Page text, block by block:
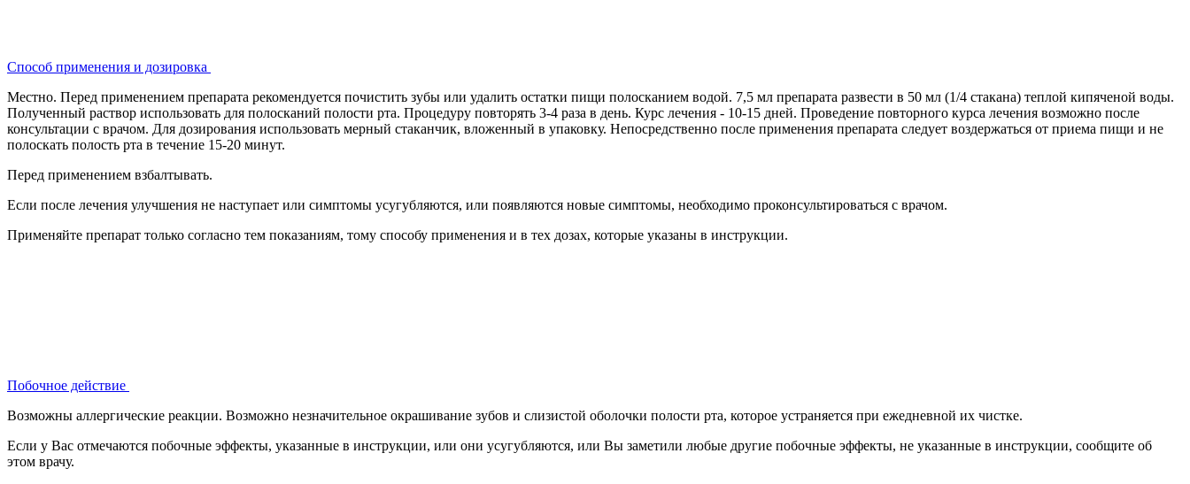
Способ применения и дозировка
Местно. Перед применением препарата рекомендуется почистить зубы или удалить остатки пищи полосканием водой. 7,5 мл препарата развести в 50 мл (1/4 стакана) теплой кипяченой воды.
Полученный раствор использовать для полосканий полости рта. Процедуру повторять 3-4 раза в день. Курс лечения - 10-15 дней. Проведение повторного курса лечения возможно после
консультации с врачом. Для дозирования использовать мерный стаканчик, вложенный в упаковку. Непосредственно после применения препарата следует воздержаться от приема пищи и не
полоскать полость рта в течение 15-20 минут.
Перед применением взбалтывать.
Если после лечения улучшения не наступает или симптомы усугубляются, или появляются новые симптомы, необходимо проконсультироваться с врачом.
Применяйте препарат только согласно тем показаниям, тому способу применения и в тех дозах, которые указаны в инструкции.
Побочное действие
Возможны аллергические реакции. Возможно незначительное окрашивание зубов и слизистой оболочки полости рта, которое устраняется при ежедневной их чистке.
Если у Вас отмечаются побочные эффекты, указанные в инструкции, или они усугубляются, или Вы заметили любые другие побочные эффекты, не указанные в инструкции, сообщите об
этом врачу.